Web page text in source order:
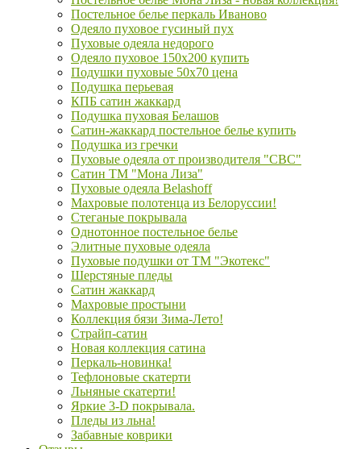
Постельное белье перкаль Иваново
Одеяло пуховое гусиный пух
Пуховые одеяла недорого
Одеяло пуховое 150х200 купить
Подушки пуховые 50х70 цена
Подушка перьевая
КПБ сатин жаккард
Подушка пуховая Белашов
Сатин-жаккард постельное белье купить
Подушка из гречки
Пуховые одеяла от производителя "СВС"
Сатин ТМ "Мона Лиза"
Пуховые одеяла Belashoff
Махровые полотенца из Белоруссии!
Стеганые покрывала
Однотонное постельное белье
Элитные пуховые одеяла
Пуховые подушки от ТМ "Экотекс"
Шерстяные пледы
Сатин жаккард
Махровые простыни
Коллекция бязи Зима-Лето!
Страйп-сатин
Новая коллекция сатина
Перкаль-новинка!
Тефлоновые скатерти
Льняные скатерти!
Яркие 3-D покрывала.
Пледы из льна!
Забавные коврики